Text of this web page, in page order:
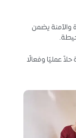
والآمنة يضمن
عمليًا وفعالًا